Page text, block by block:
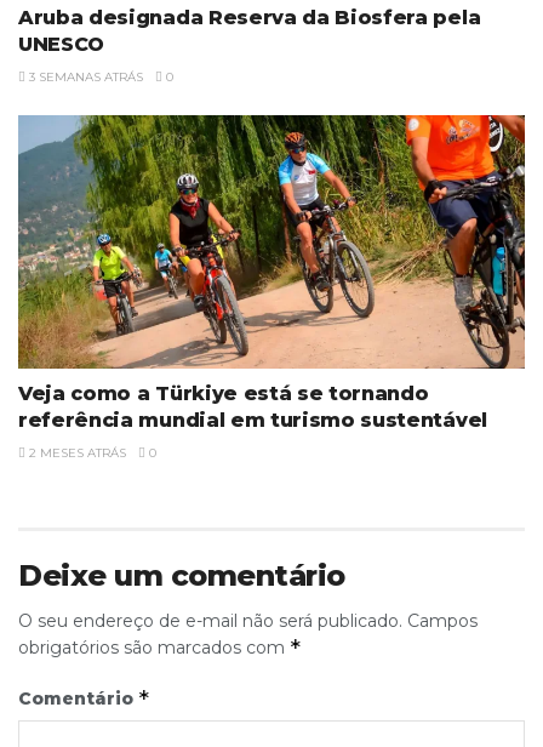
Aruba designada Reserva da Biosfera pela
UNESCO
3 SEMANAS ATRÁS 0
Veja como a Türkiye está se tornando
referência mundial em turismo sustentável
2 MESES ATRÁS 0
Deixe um comentário
O seu endereço de e-mail não será publicado. Campos
obrigatórios são marcados com *
Comentário *